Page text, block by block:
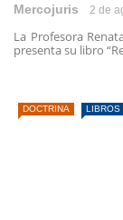
Mercojuris 2 de
La Profesora
presenta su libro
DOCTRINA LIBROS